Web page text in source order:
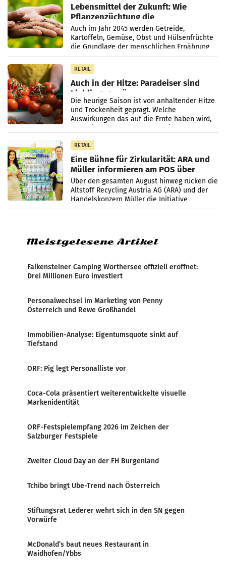
Lebensmittel der Zukunft: Wie
Pflanzenzüchtung die
Ernährungssicherheit sichert
Auch im Jahr 2045 werden Getreide,
Kartoffeln, Gemüse, Obst und Hülsenfrüchte
die Grundlage der menschlichen Ernährung
bilden. Allerdings verändern sich die
Eigenschaften der Pflanzen
RETAIL
Auch in der Hitze: Paradeiser sind
Lieblingsgemüse
Die heurige Saison ist von anhaltender Hitze
und Trockenheit geprägt. Welche
Auswirkungen das auf die Ernte haben wird,
RETAIL
Eine Bühne für Zirkularität: ARA und
Müller informieren am POS über
Kreislauffähigkeit
Über den gesamten August hinweg rücken die
Altstoff Recycling Austria AG (ARA) und der
Handelskonzern Müller die Initiative
„Kreislauf-Helden“ in allen österreichischen
Meistgelesene Artikel
Falkensteiner Camping Wörthersee offiziell eröffnet:
Drei Millionen Euro investiert
Personalwechsel im Marketing von Penny
Österreich und Rewe Großhandel
Immobilien-Analyse: Eigentumsquote sinkt auf
Tiefstand
ORF: Pig legt Personalliste vor
Coca-Cola präsentiert weiterentwickelte visuelle
Markenidentität
ORF-Festspielempfang 2026 im Zeichen der
Salzburger Festspiele
Zweiter Cloud Day an der FH Burgenland
Tchibo bringt Ube-Trend nach Österreich
Stiftungsrat Lederer wehrt sich in den SN gegen
Vorwürfe
McDonald’s baut neues Restaurant in
Waidhofen/Ybbs